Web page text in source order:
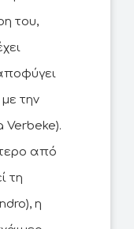
του,
την
Verbeke).
από
τη
η